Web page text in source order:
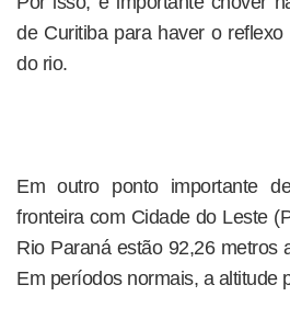
de Curitiba para haver o
do rio.
Em outro ponto importante
fronteira com Cidade do Leste
Rio Paraná estão 92,26 metros
Em períodos normais, a altitude